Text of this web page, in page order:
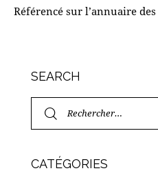
Référencé sur l’annuaire des
SEARCH
Rechercher :
CATÉGORIES